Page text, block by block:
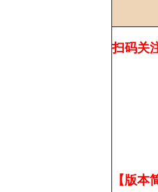
扫码关
【版本